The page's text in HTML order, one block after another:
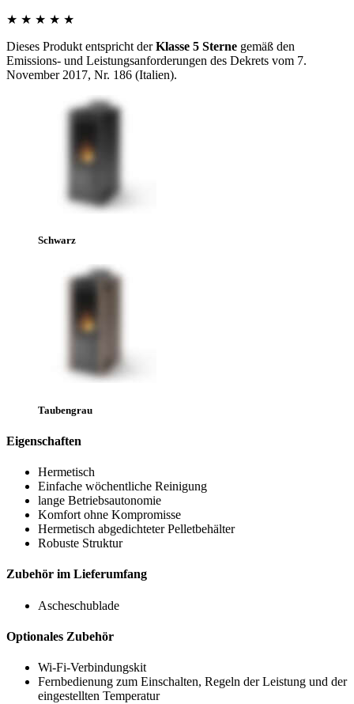
★ ★ ★ ★ ★
Dieses Produkt entspricht derKlasse 5 Sterne gemäß den
Emissions- und Leistungsanforderungen des Dekrets vom 7.
November 2017, Nr. 186 (Italien).
Schwarz
Taubengrau
Eigenschaften
Hermetisch
Einfache wöchentliche Reinigung
lange Betriebsautonomie
Komfort ohne Kompromisse
Hermetisch abgedichteter Pelletbehälter
Robuste Struktur
Zubehör im Lieferumfang
Ascheschublade
Optionales Zubehör
Wi-Fi-Verbindungskit
Fernbedienung zum Einschalten, Regeln der Leistung und der
eingestellten Temperatur